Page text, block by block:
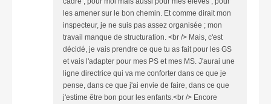
les amener sur le bon chemin. Et comme dirait mon
inspecteur, je ne suis pas assez organisée ; mon
travail manque de structuration. <br /> Mais, c'est
décidé, je vais prendre ce que tu as fait pour les GS
et vais l'adapter pour mes PS et mes MS. J'aurai une
ligne directrice qui va me conforter dans ce que je
pense, dans ce que j'ai envie de faire, dans ce que
j'estime être bon pour les enfants.<br /> Encore